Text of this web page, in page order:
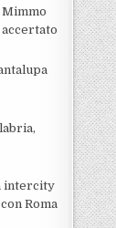
intercity
Roma